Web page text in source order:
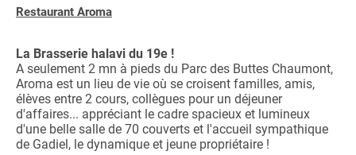
Restaurant Aroma
La Brasserie halavi du 19e !
A seulement 2 mn à pieds du Parc des Buttes Chaumont,
Aroma est un lieu de vie où se croisent familles, amis,
élèves entre 2 cours, collègues pour un déjeuner
d'affaires... appréciant le cadre spacieux et lumineux
d'une belle salle de 70 couverts et l'accueil sympathique
de Gadiel, le dynamique et jeune propriétaire !